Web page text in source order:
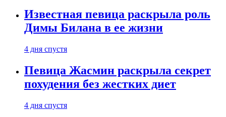
Известная певица раскрыла роль
Димы Билана в ее жизни
4 дня спустя
Певица Жасмин раскрыла секрет
похудения без жестких диет
4 дня спустя